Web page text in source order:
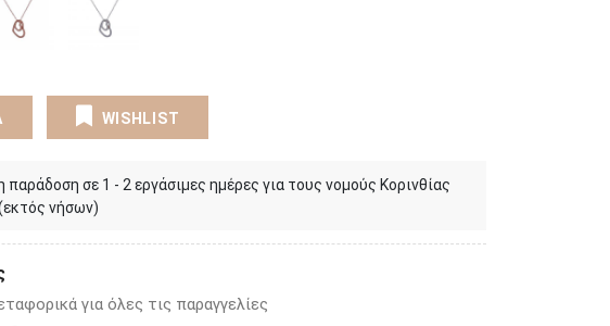
WISHLIST
παράδοση σε 1 - 2 εργάσιμες ημέρες για τους νομούς Κορινθίας
νήσων)
για όλες τις παραγγελίες